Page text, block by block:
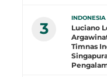
3
INDONESIA
Luciano
Timnas